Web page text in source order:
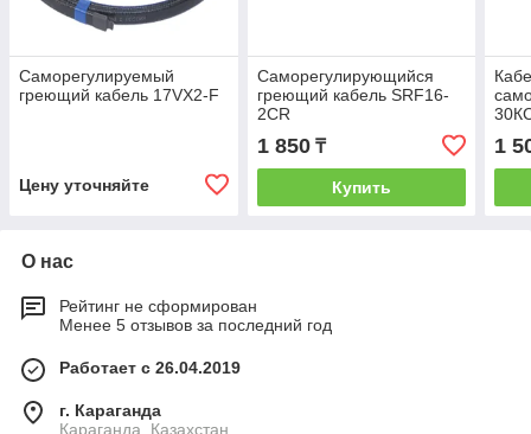
Саморегулируемый
греющий кабель 17VX2-F
Цену уточняйте
Саморегулирующийся
греющий кабель SRF16-
2CR
1 850₸
Купить
1
О нас
Рейтинг не сформирован
Менее 5 отзывов за последний год
Работает с 26.04.2019
г. Караганда
Караганда, Казахстан